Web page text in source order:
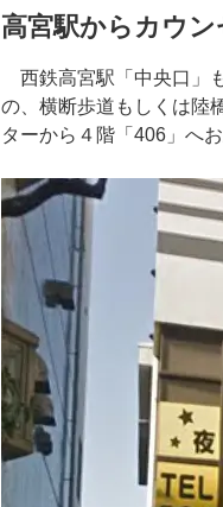
高宮駅からカウ
西鉄高宮駅「中央口」
の、横断歩道もしくは陸
ターから４階「406」へ